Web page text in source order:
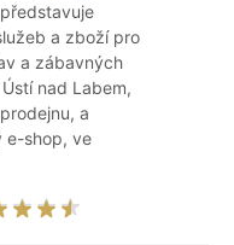
a zboží pro
a zábavných
nad Labem,
a
e-shop, ve